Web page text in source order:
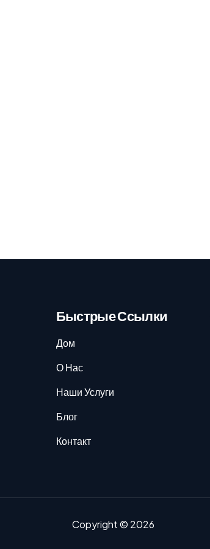
Быстрые Ссылки
Дом
О Нас
Наши Услуги
Блог
Контакт
Copyright © 2026